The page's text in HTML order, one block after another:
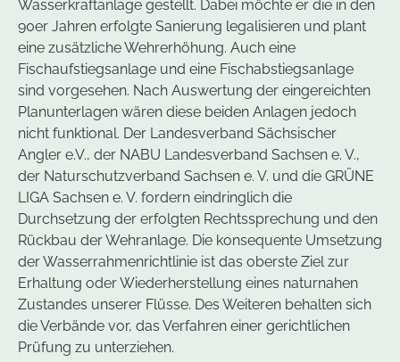
Wasserkraftanlage gestellt. Dabei möchte er die in den
90er Jahren erfolgte Sanierung legalisieren und plant
eine zusätzliche Wehrerhöhung. Auch eine
Fischaufstiegsanlage und eine Fischabstiegsanlage
sind vorgesehen. Nach Auswertung der eingereichten
Planunterlagen wären diese beiden Anlagen jedoch
nicht funktional. Der Landesverband Sächsischer
Angler e.V., der NABU Landesverband Sachsen e. V.,
der Naturschutzverband Sachsen e. V. und die GRÜNE
LIGA Sachsen e. V. fordern eindringlich die
Durchsetzung der erfolgten Rechtssprechung und den
Rückbau der Wehranlage. Die konsequente Umsetzung
der Wasserrahmenrichtlinie ist das oberste Ziel zur
Erhaltung oder Wiederherstellung eines naturnahen
Zustandes unserer Flüsse. Des Weiteren behalten sich
die Verbände vor, das Verfahren einer gerichtlichen
Prüfung zu unterziehen.